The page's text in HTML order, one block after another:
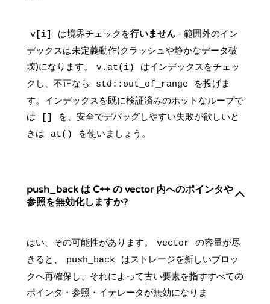
v[i] は境界チェックを行いません - 範囲外のイン
デックスは未定義動作(クラッシュや静かなデータ破
壊)になります。
v.at(i)
はインデックスをチェッ
クし、不正なら
std::out_of_range
を投げま
す。インデックスを既に検証済みのホットなループで
は
を、安全でデバッグしやすい失敗が欲しいと
きは
at() を使いましょう。
push_back は C++ の vector 内へのポインタや
参照を無効化しますか?
はい、その可能性があります。 vector
の容量が尽
きると、
push_back
はストレージを新しいブロッ
クへ再確保し、それによって古い要素を指すすべての
ポインタ・参照・イテレータが無効になりま